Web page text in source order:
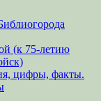
(к 75-летию
цифры, факты.